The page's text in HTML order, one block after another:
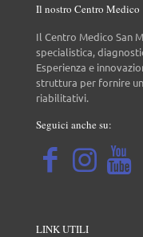
Il nostro Centro Medico
Il Centro Medico San
specialistica,
Esperienza e
struttura per fornire
riabilitativi.
Seguici anche su:
LINK UTILI